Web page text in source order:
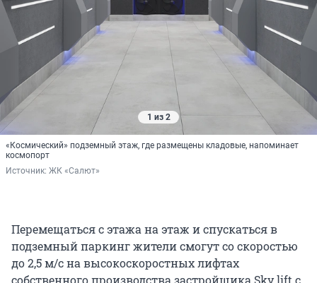
1 из 2
«Космический» подземный этаж, где размещены кладовые, напоминает
космопорт
Источник: ЖК «Салют»
Перемещаться с этажа на этаж и спускаться в
подземный паркинг жители смогут со скоростью
до 2,5 м/с на высокоскоростных лифтах
собственного производства застройщика Sky lift с